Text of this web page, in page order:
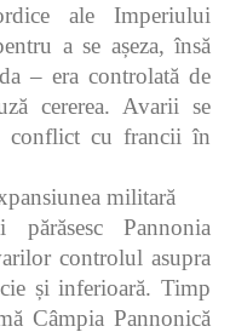
ale Imperiului
a se așeza, însă
– era controlată de
cererea. Avarii se
conflict cu francii în
militară
Pannonia
controlul asupra
și inferioară. Timp
Câmpia Pannonică